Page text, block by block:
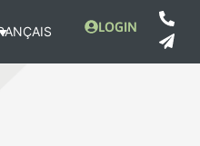
LOGIN